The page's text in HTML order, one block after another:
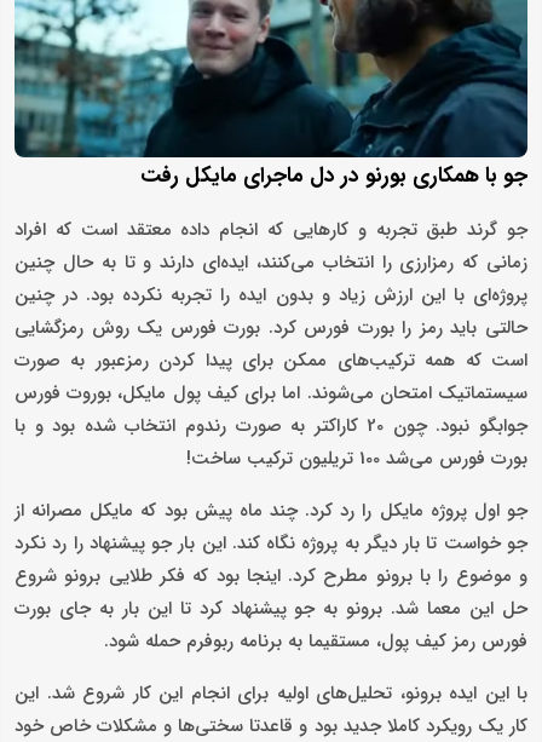
جو با همکاری بورنو در دل ماجرای مایکل رفت
جو گرند طبق تجربه و کارهایی که انجام داده معتقد است که افراد
زمانی که رمزارزی را انتخاب می‌کنند، ایده‌ای دارند و تا به حال چنین
پروژه‌ای با این ارزش زیاد و بدون ایده را تجربه نکرده بود. در چنین
حالتی باید رمز را بورت فورس کرد. بورت فورس یک روش رمزگشایی
است که همه ترکیب‌های ممکن برای پیدا کردن رمزعبور به صورت
سیستماتیک امتحان می‌شوند. اما برای کیف پول مایکل، بوروت فورس
جوابگو نبود. چون 20 کاراکتر به صورت رندوم انتخاب شده بود و با
بورت فورس می‌شد 100 تریلیون ترکیب ساخت!
جو اول پروژه مایکل را رد کرد. چند ماه پیش بود که مایکل مصرانه از
جو خواست تا بار دیگر به پروژه نگاه کند. این بار جو پیشنهاد را رد نکرد
و موضوع را با برونو مطرح کرد. اینجا بود که فکر طلایی برونو شروع
حل این معما شد. برونو به جو پیشنهاد کرد تا این بار به جای بورت
فورس رمز کیف پول، مستقیما به برنامه ربوفرم حمله شود.
با این ایده برونو، تحلیل‌های اولیه برای انجام این کار شروع شد. این
کار یک رویکرد کاملا جدید بود و قاعدتا سختی‌ها و مشکلات خاص خود